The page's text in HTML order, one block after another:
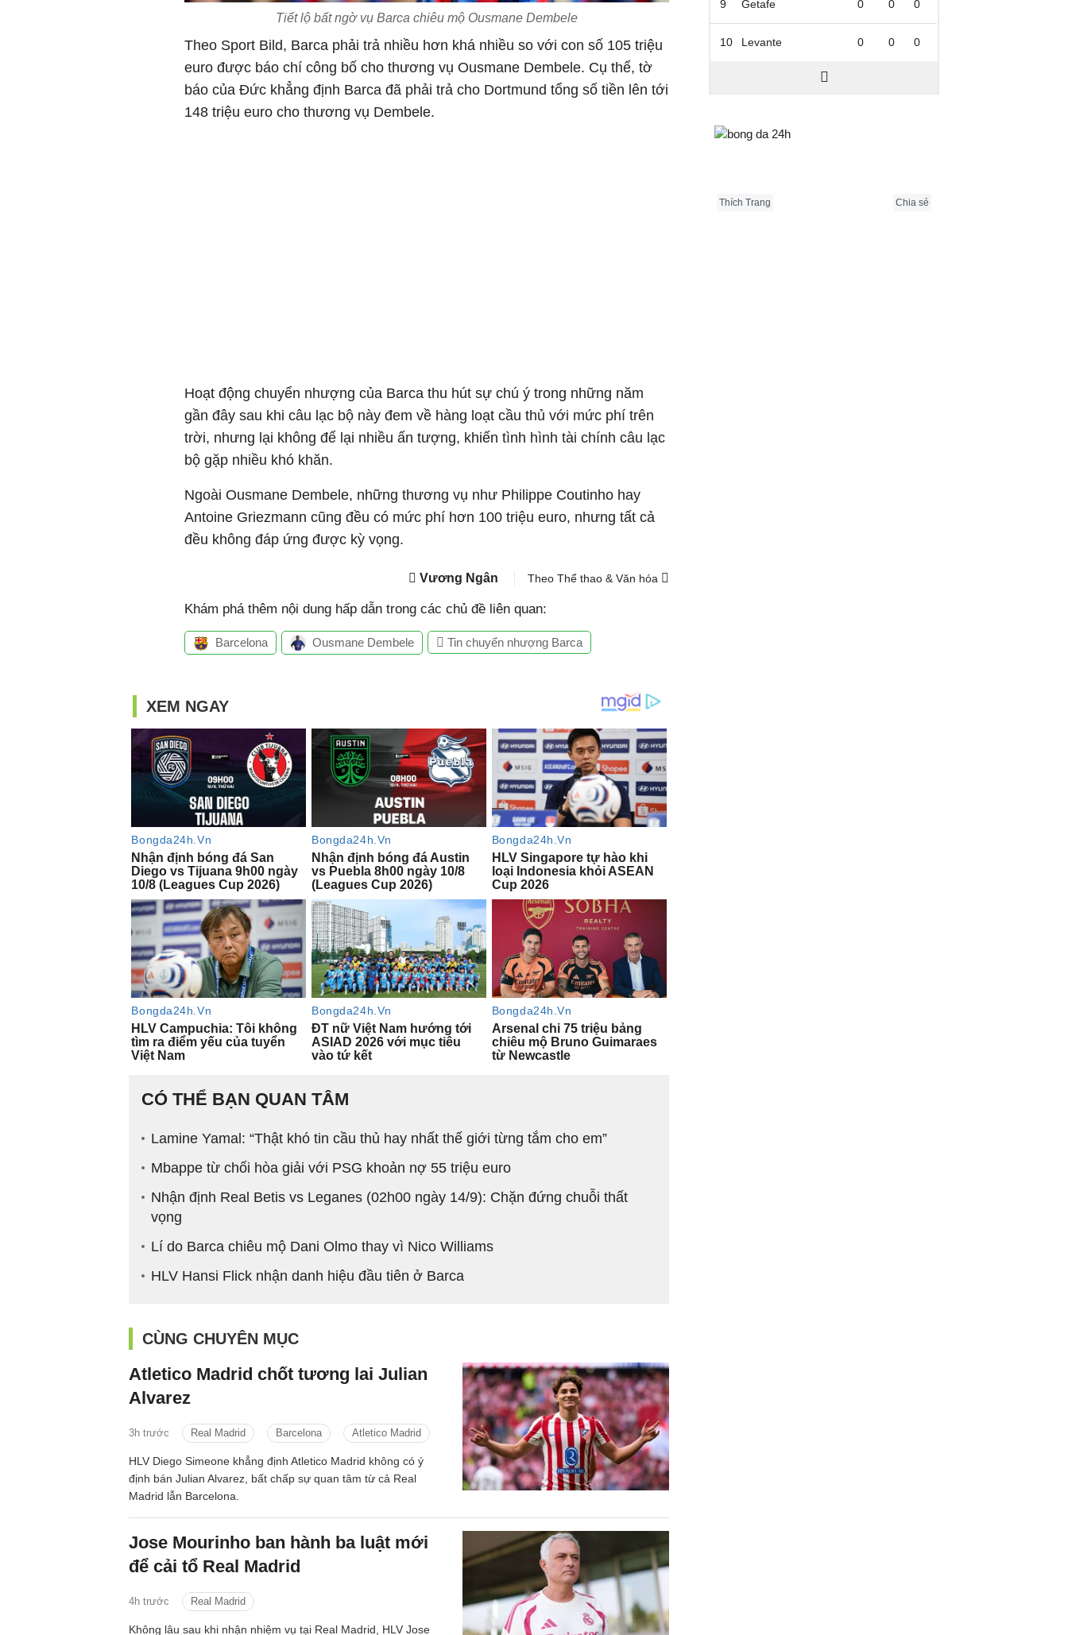
Tiết lộ bất ngờ vụ Barca chiêu mộ Ousmane Dembele
Theo Sport Bild, Barca phải trả nhiều hơn khá nhiều so với con số 105 triệu
euro được báo chí công bố cho thương vụ Ousmane Dembele. Cụ thể, tờ
báo của Đức khẳng định Barca đã phải trả cho Dortmund tổng số tiền lên tới
148 triệu euro cho thương vụ Dembele.
Hoạt động chuyển nhượng của Barca thu hút sự chú ý trong những năm
gần đây sau khi câu lạc bộ này đem về hàng loạt cầu thủ với mức phí trên
trời, nhưng lại không để lại nhiều ấn tượng, khiến tình hình tài chính câu lạc
bộ gặp nhiều khó khăn.
Ngoài Ousmane Dembele, những thương vụ như Philippe Coutinho hay
Antoine Griezmann cũng đều có mức phí hơn 100 triệu euro, nhưng tất cả
đều không đáp ứng được kỳ vọng.
Vương Ngân Theo Thể thao & Văn hóa
Khám phá thêm nội dung hấp dẫn trong các chủ đề liên quan:
Barcelona Ousmane Dembele Tin chuyển nhượng Barca
CÓ THỂ BẠN QUAN TÂM
Lamine Yamal: “Thật khó tin cầu thủ hay nhất thế giới từng tắm cho em”
Mbappe từ chối hòa giải với PSG khoản nợ 55 triệu euro
Nhận định Real Betis vs Leganes (02h00 ngày 14/9): Chặn đứng chuỗi thất
vọng
Lí do Barca chiêu mộ Dani Olmo thay vì Nico Williams
HLV Hansi Flick nhận danh hiệu đầu tiên ở Barca
CÙNG CHUYÊN MỤC
Atletico Madrid chốt tương lai Julian
Alvarez
3h trước Real Madrid Barcelona Atletico Madrid
HLV Diego Simeone khẳng định Atletico Madrid không có ý
định bán Julian Alvarez, bất chấp sự quan tâm từ cả Real
Madrid lẫn Barcelona.
Jose Mourinho ban hành ba luật mới
để cải tổ Real Madrid
4h trước Real Madrid
Không lâu sau khi nhận nhiệm vụ tại Real Madrid, HLV Jose
9 Getafe 0 0 0
10 Levante 0 0 0
Thích Trang Chia sẻ